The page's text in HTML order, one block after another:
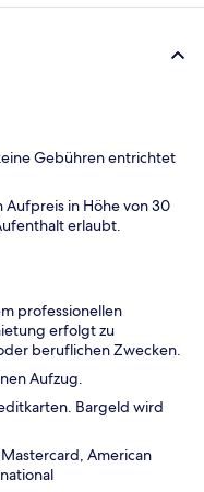
Gebühren entrichtet
Aufpreis in Höhe von 30
erlaubt.
professionellen
erfolgt zu
beruflichen Zwecken.
Aufzug.
Bargeld wird
American